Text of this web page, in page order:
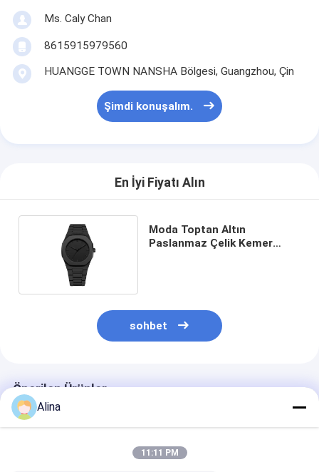
Ms. Caly Chan
8615915979560
HUANGGE TOWN NANSHA Bölgesi, Guangzhou, Çin
Şimdi konuşalım.
En İyi Fiyatı Alın
Moda Toptan Altın
Paslanmaz Çelik Kemer
sohbet
Önerilen Ürünler
Alina
11:11 PM